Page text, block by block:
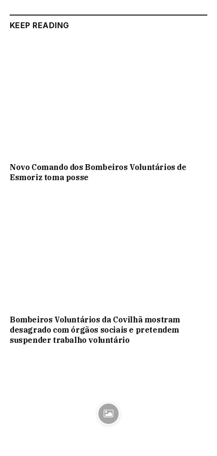
KEEP READING
Novo Comando dos Bombeiros Voluntários de
Esmoriz toma posse
Bombeiros Voluntários da Covilhã mostram
desagrado com órgãos sociais e pretendem
suspender trabalho voluntário